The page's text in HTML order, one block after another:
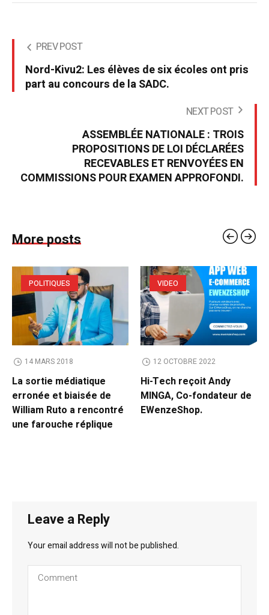
PREV POST
Nord-Kivu2: Les élèves de six écoles ont pris
part au concours de la SADC.
NEXT POST
ASSEMBLÉE NATIONALE : TROIS
PROPOSITIONS DE LOI DÉCLARÉES
RECEVABLES ET RENVOYÉES EN
COMMISSIONS POUR EXAMEN APPROFONDI.
More posts
POLITIQUES
14 MARS 2018
La sortie médiatique
erronée et biaisée de
William Ruto a rencontré
une farouche réplique
VIDEO
12 OCTOBRE 2022
Hi-Tech reçoit Andy
MINGA, Co-fondateur de
EWenzeShop.
Leave a Reply
Your email address will not be published.